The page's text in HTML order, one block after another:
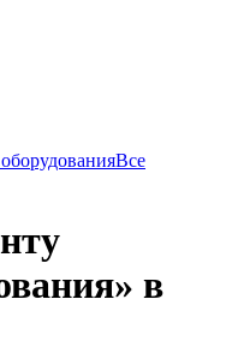
Все
в